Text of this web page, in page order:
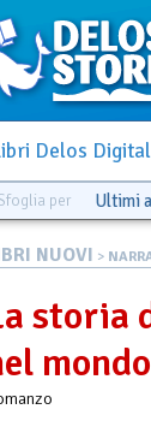
Delos Digital
per Ultimi
NUOVI >
storia